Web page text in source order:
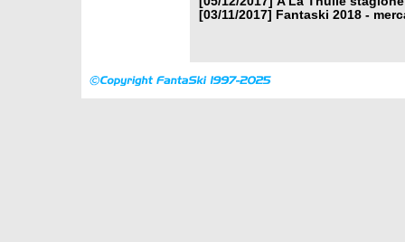
[03/11/2017]
Fantaski 2018 -